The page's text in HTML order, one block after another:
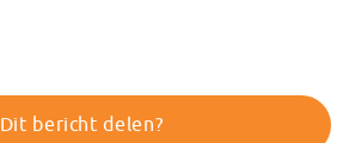
Dit bericht delen?